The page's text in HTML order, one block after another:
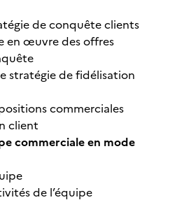
de conquête clients
en œuvre des offres
stratégie de fidélisation
commerciales
client
commerciale en mode
de l’équipe